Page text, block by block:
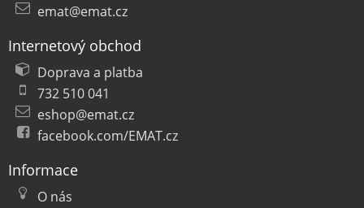
emat@emat.cz
Internetový obchod
Doprava a platba
732 510 041
eshop@emat.cz
facebook.com/EMAT.cz
Informace
O nás